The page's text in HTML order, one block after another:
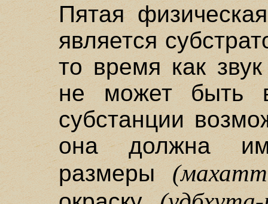
Пятая
является
то время как
не может быть
субстанции
она должна
размеры